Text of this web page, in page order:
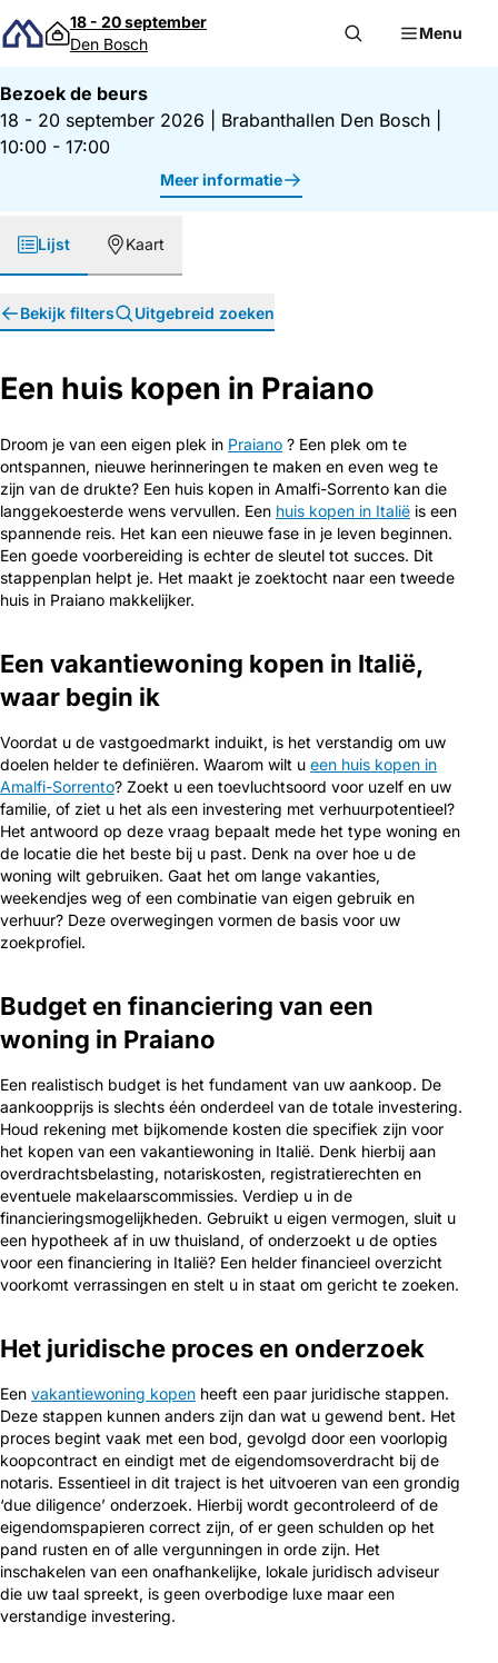
Direct naar inhoud
18 - 20 september
Den Bosch
Menu
Bezoek de beurs
18 - 20 september 2026
Brabanthallen Den Bosch
10:00 - 17:00
Meer informatie
Lijst Kaart
Bekijk filters Uitgebreid zoeken
Een huis kopen in Praiano
Droom je van een eigen plek in Praiano ? Een plek om te
ontspannen, nieuwe herinneringen te maken en even weg te
zijn van de drukte? Een huis kopen in Amalfi-Sorrento kan die
langgekoesterde wens vervullen. Een huis kopen in Italië is een
spannende reis. Het kan een nieuwe fase in je leven beginnen.
Een goede voorbereiding is echter de sleutel tot succes. Dit
stappenplan helpt je. Het maakt je zoektocht naar een tweede
huis in Praiano makkelijker.
Een vakantiewoning kopen in Italië,
waar begin ik
Voordat u de vastgoedmarkt induikt, is het verstandig om uw
doelen helder te definiëren. Waarom wilt u een huis kopen in
Amalfi-Sorrento? Zoekt u een toevluchtsoord voor uzelf en uw
familie, of ziet u het als een investering met verhuurpotentieel?
Het antwoord op deze vraag bepaalt mede het type woning en
de locatie die het beste bij u past. Denk na over hoe u de
woning wilt gebruiken. Gaat het om lange vakanties,
weekendjes weg of een combinatie van eigen gebruik en
verhuur? Deze overwegingen vormen de basis voor uw
zoekprofiel.
Budget en financiering van een
woning in Praiano
Een realistisch budget is het fundament van uw aankoop. De
aankoopprijs is slechts één onderdeel van de totale investering.
Houd rekening met bijkomende kosten die specifiek zijn voor
het kopen van een vakantiewoning in Italië. Denk hierbij aan
overdrachtsbelasting, notariskosten, registratierechten en
eventuele makelaarscommissies. Verdiep u in de
financieringsmogelijkheden. Gebruikt u eigen vermogen, sluit u
een hypotheek af in uw thuisland, of onderzoekt u de opties
voor een financiering in Italië? Een helder financieel overzicht
voorkomt verrassingen en stelt u in staat om gericht te zoeken.
Het juridische proces en onderzoek
Een vakantiewoning kopen heeft een paar juridische stappen.
Deze stappen kunnen anders zijn dan wat u gewend bent. Het
proces begint vaak met een bod, gevolgd door een voorlopig
koopcontract en eindigt met de eigendomsoverdracht bij de
notaris. Essentieel in dit traject is het uitvoeren van een grondig
‘due diligence’ onderzoek. Hierbij wordt gecontroleerd of de
eigendomspapieren correct zijn, of er geen schulden op het
pand rusten en of alle vergunningen in orde zijn. Het
inschakelen van een onafhankelijke, lokale juridisch adviseur
die uw taal spreekt, is geen overbodige luxe maar een
verstandige investering.